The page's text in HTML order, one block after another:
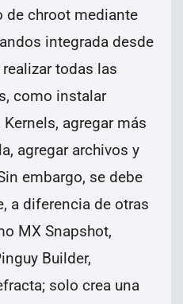
de chroot mediante
integrada desde
todas las
como instalar
agregar más
agregar archivos y
embargo, se debe
a diferencia de otras
MX Snapshot,
Builder,
solo crea una